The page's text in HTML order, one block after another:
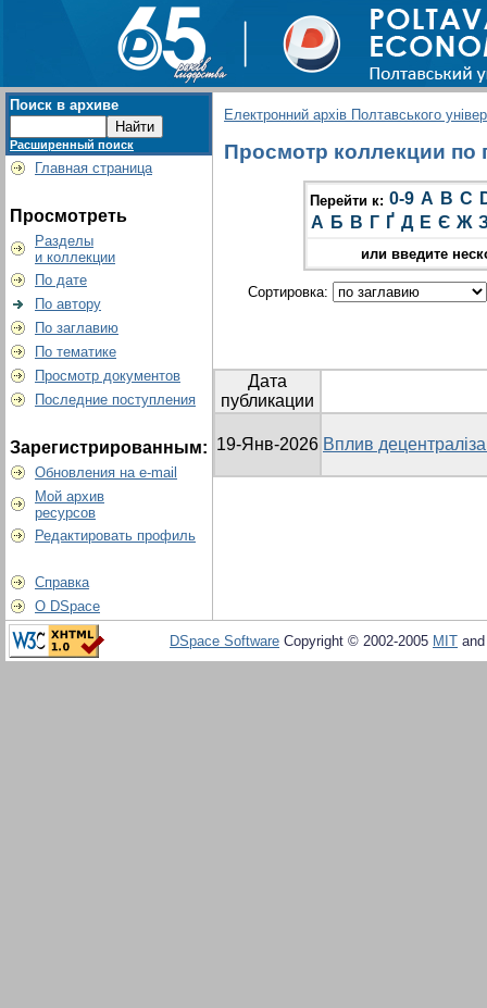
Поиск в архиве
Расширенный поиск
Главная страница
Просмотреть
Разделы
и коллекции
По дате
По автору
По заглавию
По тематике
Просмотр документов
Последние поступления
Зарегистрированным:
Обновления на e-mail
Мой архив
ресурсов
Редактировать профиль
Справка
О DSpace
Електронний архів Полтавського
Просмотр коллекции по
Перейти к: 0-9 A B C
А Б В Г Ґ Д Е Є Ж
или введите
Сортировка:
Дата
публикации
19-Янв-2026 Вплив
DSpace Software Copyright © 2002-2005 MIT